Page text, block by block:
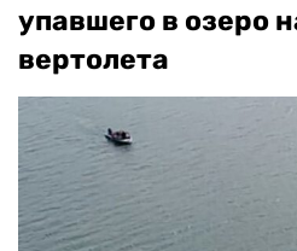
упавшего в озеро
вертолета